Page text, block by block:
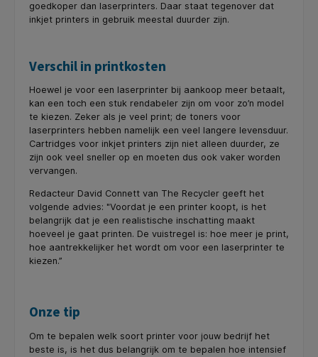
goedkoper dan laserprinters. Daar staat tegenover dat
inkjet printers in gebruik meestal duurder zijn.
Verschil in printkosten
Hoewel je voor een laserprinter bij aankoop meer betaalt,
kan een toch een stuk rendabeler zijn om voor zo’n model
te kiezen. Zeker als je veel print; de toners voor
laserprinters hebben namelijk een veel langere levensduur.
Cartridges voor inkjet printers zijn niet alleen duurder, ze
zijn ook veel sneller op en moeten dus ook vaker worden
vervangen.
Redacteur David Connett van The Recycler geeft het
volgende advies: "Voordat je een printer koopt, is het
belangrijk dat je een realistische inschatting maakt
hoeveel je gaat printen. De vuistregel is: hoe meer je print,
hoe aantrekkelijker het wordt om voor een laserprinter te
kiezen.”
Onze tip
Om te bepalen welk soort printer voor jouw bedrijf het
beste is, is het dus belangrijk om te bepalen hoe intensief